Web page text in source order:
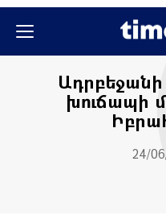
Ադրբեջանի
խուճապի
24/